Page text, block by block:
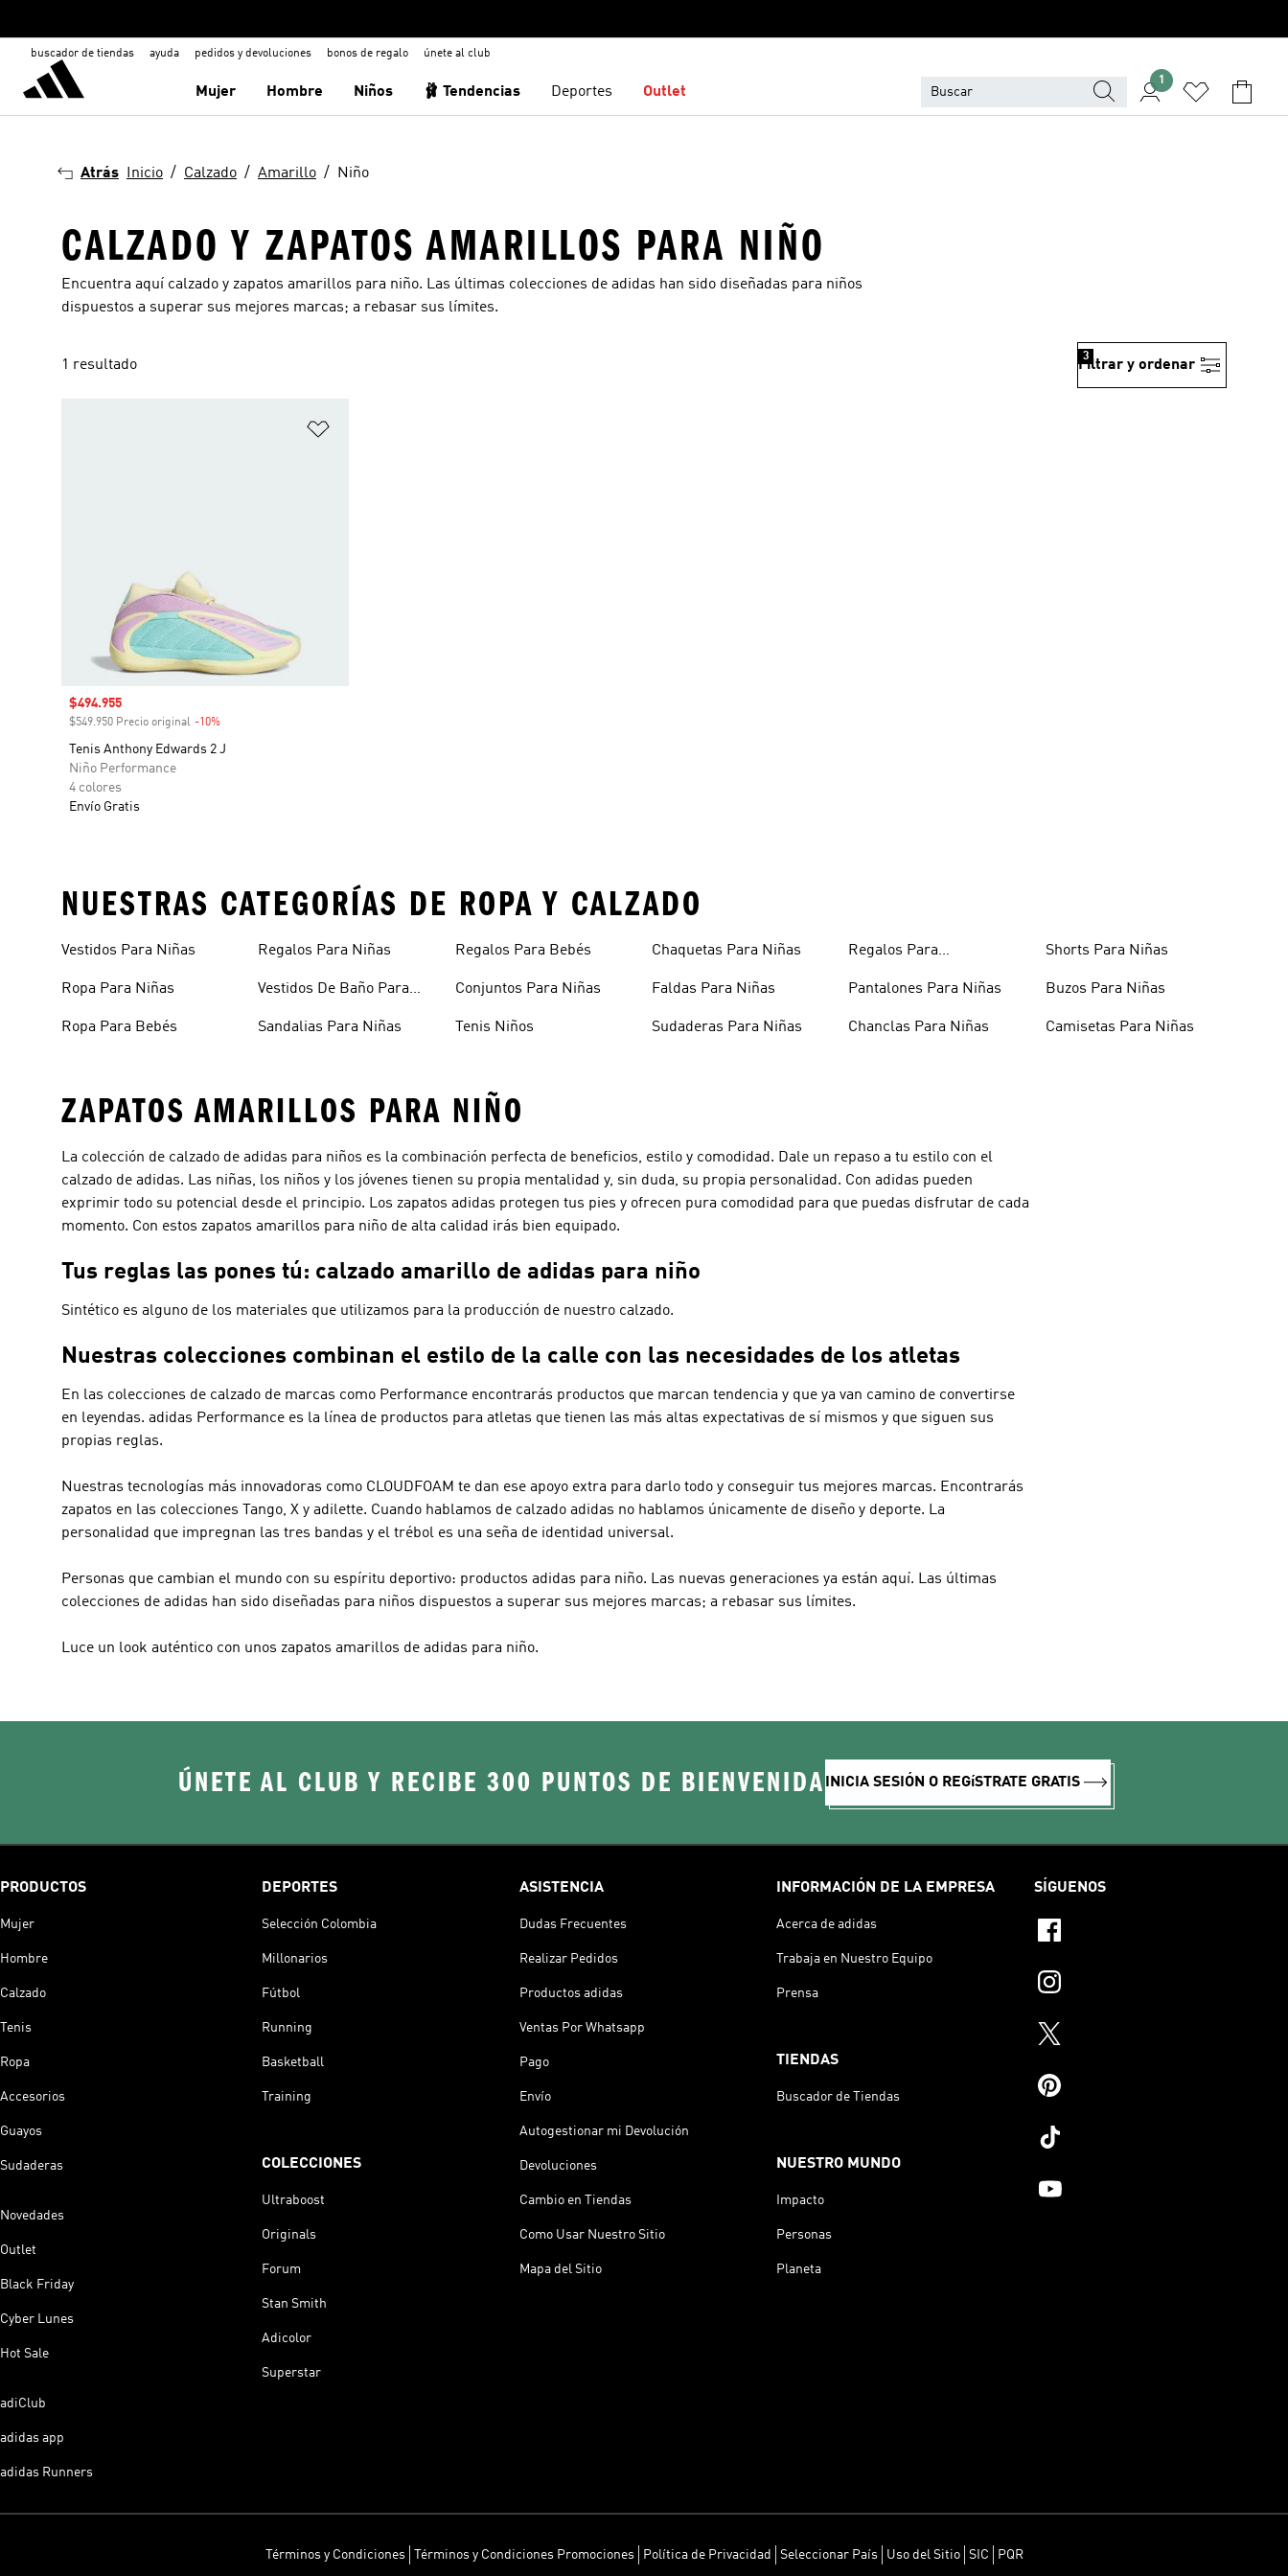
buscador de tiendas ayuda pedidos y devoluciones bonos de regalo únete al club
Mujer Hombre Niños 🩰 Tendencias Deportes Outlet
1
Atrás Inicio Calzado Amarillo Niño
CALZADO Y ZAPATOS AMARILLOS PARA NIÑO
Encuentra aquí calzado y zapatos amarillos para niño. Las últimas colecciones de adidas han sido diseñadas para niños
dispuestos a superar sus mejores marcas; a rebasar sus límites.
1 resultado Filtrar y ordenar
3
Precio de venta
$494.955
$549.950 Precio original -10%
Tenis Anthony Edwards 2 J
Niño Performance
4 colores
Envío Gratis
NUESTRAS CATEGORÍAS DE ROPA Y CALZADO
Vestidos Para Niñas
Ropa Para Niñas
Ropa Para Bebés
Regalos Para Niñas
Vestidos De Baño Para
Sandalias Para Niñas
Regalos Para Bebés
Conjuntos Para Niñas
Tenis Niños
Chaquetas Para Niñas
Faldas Para Niñas
Sudaderas Para Niñas
Regalos Para
Pantalones Para Niñas
Chanclas Para Niñas
Shorts Para Niñas
Buzos Para Niñas
Camisetas Para Niñas
ZAPATOS AMARILLOS PARA NIÑO
La colección de calzado de adidas para niños es la combinación perfecta de beneficios, estilo y comodidad. Dale un repaso a tu estilo con el
calzado de adidas. Las niñas, los niños y los jóvenes tienen su propia mentalidad y, sin duda, su propia personalidad. Con adidas pueden
exprimir todo su potencial desde el principio. Los zapatos adidas protegen tus pies y ofrecen pura comodidad para que puedas disfrutar de cada
momento. Con estos zapatos amarillos para niño de alta calidad irás bien equipado.
Tus reglas las pones tú: calzado amarillo de adidas para niño
Sintético es alguno de los materiales que utilizamos para la producción de nuestro calzado.
Nuestras colecciones combinan el estilo de la calle con las necesidades de los atletas
En las colecciones de calzado de marcas como Performance encontrarás productos que marcan tendencia y que ya van camino de convertirse
en leyendas. adidas Performance es la línea de productos para atletas que tienen las más altas expectativas de sí mismos y que siguen sus
propias reglas.
Nuestras tecnologías más innovadoras como CLOUDFOAM te dan ese apoyo extra para darlo todo y conseguir tus mejores marcas. Encontrarás
zapatos en las colecciones Tango, X y adilette. Cuando hablamos de calzado adidas no hablamos únicamente de diseño y deporte. La
personalidad que impregnan las tres bandas y el trébol es una seña de identidad universal.
Personas que cambian el mundo con su espíritu deportivo: productos adidas para niño. Las nuevas generaciones ya están aquí. Las últimas
colecciones de adidas han sido diseñadas para niños dispuestos a superar sus mejores marcas; a rebasar sus límites.
Luce un look auténtico con unos zapatos amarillos de adidas para niño.
ÚNETE AL CLUB Y RECIBE 300 PUNTOS DE BIENVENIDA INICIA SESIÓN O REGíSTRATE GRATIS
PRODUCTOS
Mujer
Hombre
Calzado
Tenis
Ropa
Accesorios
Guayos
Sudaderas
Novedades
Outlet
Black Friday
Cyber Lunes
Hot Sale
adiClub
adidas app
adidas Runners
DEPORTES
Selección Colombia
Millonarios
Fútbol
Running
Basketball
Training
COLECCIONES
Ultraboost
Originals
Forum
Stan Smith
Adicolor
Superstar
ASISTENCIA
Dudas Frecuentes
Realizar Pedidos
Productos adidas
Ventas Por Whatsapp
Pago
Envío
Autogestionar mi Devolución
Devoluciones
Cambio en Tiendas
Como Usar Nuestro Sitio
Mapa del Sitio
INFORMACIÓN DE LA EMPRESA
Acerca de adidas
Trabaja en Nuestro Equipo
Prensa
TIENDAS
Buscador de Tiendas
NUESTRO MUNDO
Impacto
Personas
Planeta
SÍGUENOS
Términos y Condiciones Términos y Condiciones Promociones Política de Privacidad Seleccionar País Uso del Sitio SIC PQR